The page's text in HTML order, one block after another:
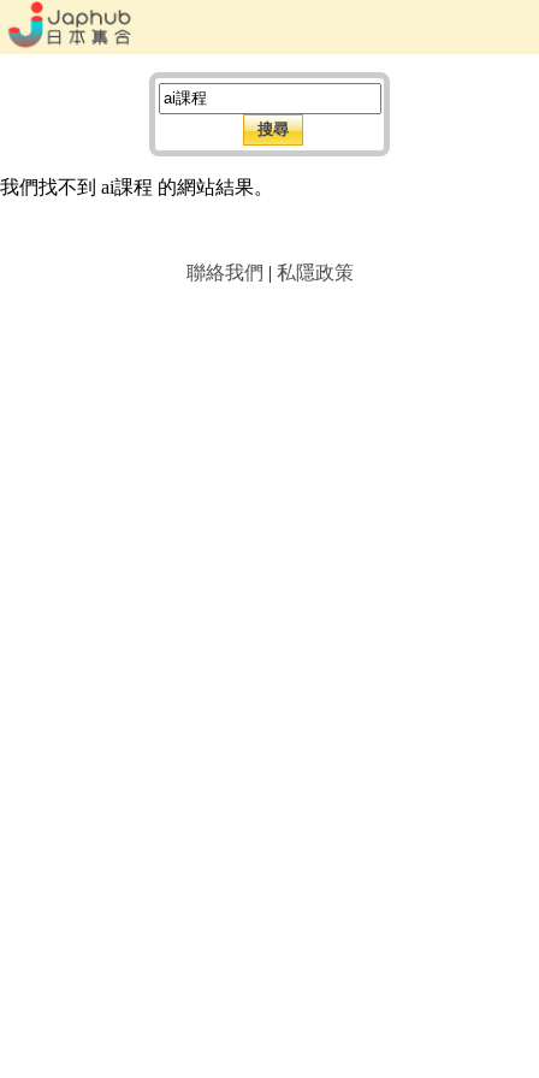
我們找不到 ai課程 的網站結果。
聯絡我們 | 私隱政策